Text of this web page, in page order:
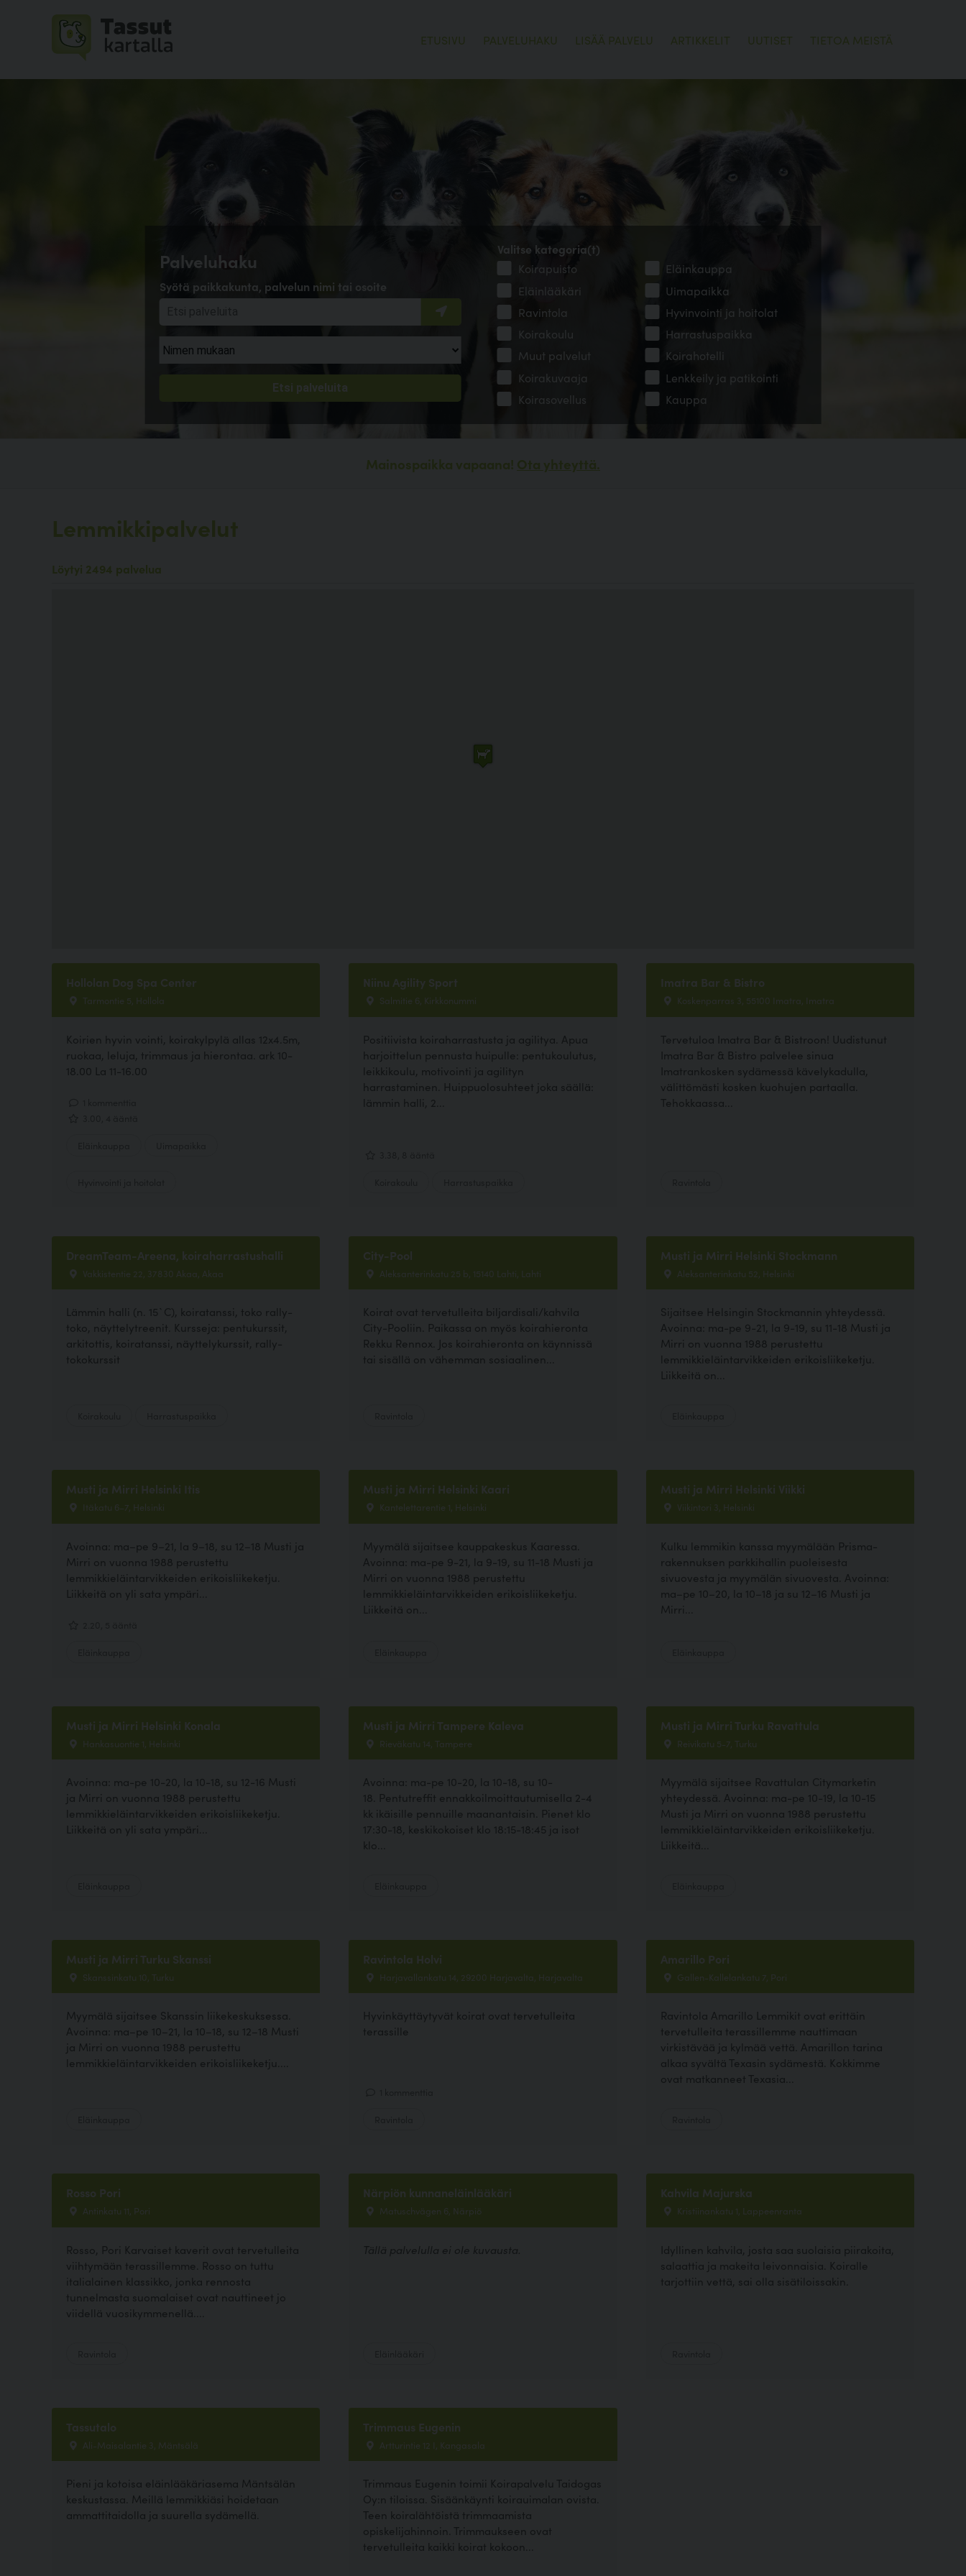
ETUSIVU PALVELUHAKU LISÄÄ PALVELU ARTIKKELIT UUTISET TIETOA MEISTÄ
Palveluhaku
Syötä paikkakunta, palvelun nimi tai osoite
Valitse kategoria(t)
Koirapuisto
Eläinkauppa
Eläinlääkäri
Uimapaikka
Ravintola
Hyvinvointi ja hoitolat
Koirakoulu
Harrastuspaikka
Muut palvelut
Koirahotelli
Koirakuvaaja
Lenkkeily ja patikointi
Koirasovellus
Kauppa
Mainospaikka vapaana! Ota yhteyttä.
Lemmikkipalvelut
Löytyi 2494 palvelua
Hollolan Dog Spa Center
Tarmontie 5, Hollola
Koirien hyvin vointi, koirakylpylä allas 12x4.5m,
ruokaa, leluja, trimmaus ja hierontaa. ark 10-
18.00 La 11-16.00
Niinu Agility Sport
Salmitie 6, Kirkkonummi
Positiivista koiraharrastusta ja agilitya. Apua
harjoittelun pennusta huipulle: pentukoulutus,
leikkikoulu, motivointi ja agilityn
harrastaminen. Huippuolosuhteet joka säällä:
lämmin halli, 2...
Imatra Bar & Bistro
Koskenparras 3, 55100 Imatra, Imatra
Tervetuloa Imatra Bar & Bistroon! Uudistunut
Imatra Bar & Bistro palvelee sinua
Imatrankosken sydämessä kävelykadulla,
välittömästi kosken kuohujen partaalla.
Tehokkaassa...
DreamTeam-Areena, koiraharrastushalli
Vakkistentie 22, 37830 Akaa, Akaa
Lämmin halli (n. 15`C), koiratanssi, toko rally-
toko, näyttelytreenit. Kursseja: pentukurssit,
arkitottis, koiratanssi, näyttelykurssit, rally-
tokokurssit
City-Pool
Aleksanterinkatu 25 b, 15140 Lahti, Lahti
Koirat ovat tervetulleita biljardisali/kahvila
City-Pooliin. Paikassa on myös koirahieronta
Rekku Rennox. Jos koirahieronta on käynnissä
tai sisällä on vähemman sosiaalinen...
Musti ja Mirri Helsinki Stockmann
Aleksanterinkatu 52, Helsinki
Sijaitsee Helsingin Stockmannin yhteydessä.
Avoinna: ma-pe 9-21, la 9-19, su 11-18 Musti ja
Mirri on vuonna 1988 perustettu
lemmikkieläintarvikkeiden erikoisliikeketju.
Liikkeitä on...
Musti ja Mirri Helsinki Itis
Itäkatu 6–7, Helsinki
Avoinna: ma–pe 9–21, la 9–18, su 12–18 Musti ja
Mirri on vuonna 1988 perustettu
lemmikkieläintarvikkeiden erikoisliikeketju.
Liikkeitä on yli sata ympäri...
Musti ja Mirri Helsinki Kaari
Kantelettarentie 1, Helsinki
Myymälä sijaitsee kauppakeskus Kaaressa.
Avoinna: ma-pe 9-21, la 9-19, su 11-18 Musti ja
Mirri on vuonna 1988 perustettu
lemmikkieläintarvikkeiden erikoisliikeketju.
Liikkeitä on...
Musti ja Mirri Helsinki Viikki
Viikintori 3, Helsinki
Kulku lemmikin kanssa myymälään Prisma-
rakennuksen parkkihallin puoleisesta
sivuovesta ja myymälän sivuovesta. Avoinna:
ma–pe 10–20, la 10–18 ja su 12–16 Musti ja
Mirri...
Musti ja Mirri Helsinki Konala
Hankasuontie 1, Helsinki
Avoinna: ma-pe 10-20, la 10-18, su 12-16 Musti
ja Mirri on vuonna 1988 perustettu
lemmikkieläintarvikkeiden erikoisliikeketju.
Liikkeitä on yli sata ympäri...
Musti ja Mirri Tampere Kaleva
Rieväkatu 14, Tampere
Avoinna: ma-pe 10-20, la 10-18, su 10-
18. Pentutreffit ennakkoilmoittautumisella 2-4
kk ikäisille pennuille maanantaisin. Pienet klo
17:30-18, keskikokoiset klo 18:15-18:45 ja isot
klo...
Musti ja Mirri Turku Ravattula
Reivikatu 5-7, Turku
Myymälä sijaitsee Ravattulan Citymarketin
yhteydessä. Avoinna: ma-pe 10-19, la 10-15
Musti ja Mirri on vuonna 1988 perustettu
lemmikkieläintarvikkeiden erikoisliikeketju.
Liikkeitä...
Musti ja Mirri Turku Skanssi
Skanssinkatu 10, Turku
Myymälä sijaitsee Skanssin liikekeskuksessa.
Avoinna: ma–pe 10–21, la 10–18, su 12–18 Musti
ja Mirri on vuonna 1988 perustettu
lemmikkieläintarvikkeiden erikoisliikeketju....
Ravintola Holvi
Harjavallankatu 14, 29200 Harjavalta, Harjavalta
Hyvinkäyttäytyvät koirat ovat tervetulleita
terassille
Amarillo Pori
Gallen-Kallelankatu 7, Pori
Ravintola Amarillo Lemmikit ovat erittäin
tervetulleita terassillemme nauttimaan
virkistävää ja kylmää vettä. Amarillon tarina
alkaa syvältä Texasin sydämestä. Kokkimme
ovat matkanneet Texasia...
Rosso Pori
Antinkatu 11, Pori
Rosso, Pori Karvaiset kaverit ovat tervetulleita
viihtymään terassillemme. Rosso on tuttu
italialainen klassikko, jonka rennosta
tunnelmasta suomalaiset ovat nauttineet jo
viidellä vuosikymmenellä....
Närpiön kunnaneläinlääkäri
Matuschvägen 6, Närpiö
Tällä palvelulla ei ole kuvausta.
Kahvila Majurska
Kristiinankatu 1, Lappeenranta
Idyllinen kahvila, josta saa suolaisia piirakoita,
salaattia ja makeita leivonnaisia. Koiralle
tarjottiin vettä, sai olla sisätiloissakin.
Tassutalo
Ali-Maisalantie 3, Mäntsälä
Pieni ja kotoisa eläinlääkäriasema Mäntsälän
keskustassa. Meillä lemmikkiäsi hoidetaan
ammattitaidolla ja suurella sydämellä.
Trimmaus Eugenin
Artturintie 12 I, Kangasala
Trimmaus Eugenin toimii Koirapalvelu Taidogas
Oy:n tiloissa. Sisäänkäynti koirauimalan ovista.
Teen koiralähtöistä trimmaamista
opiskelijahinnoin. Trimmaukseen ovat
tervetulleita kaikki koirat kokoon...